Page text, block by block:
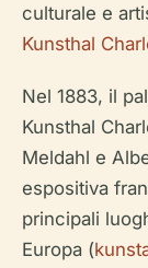
culturale e
Kunsthal
Nel 1883, il
Kunsthal
Meldahl e
espositiva
principali
Europa (